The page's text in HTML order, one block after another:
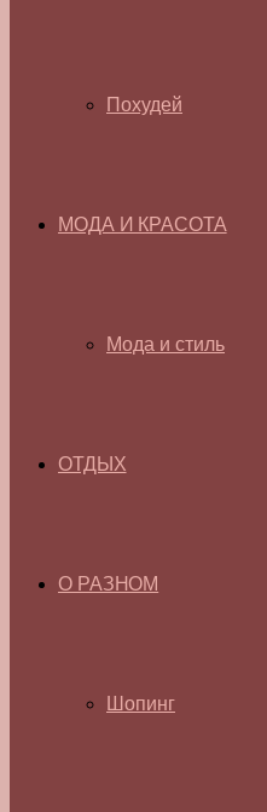
Похудей
МОДА И КРАСОТА
Мода и стиль
ОТДЫХ
О РАЗНОМ
Шопинг